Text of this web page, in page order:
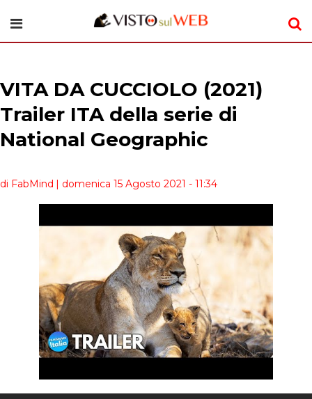
VITA DA CUCCIOLO (2021)
Trailer ITA della serie di
National Geographic
di FabMind | domenica 15 Agosto 2021 - 11:34